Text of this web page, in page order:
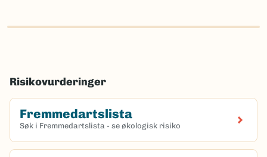
Risikovurderinger
Fremmedartslista
Søk i Fremmedartslista - se økologisk risiko